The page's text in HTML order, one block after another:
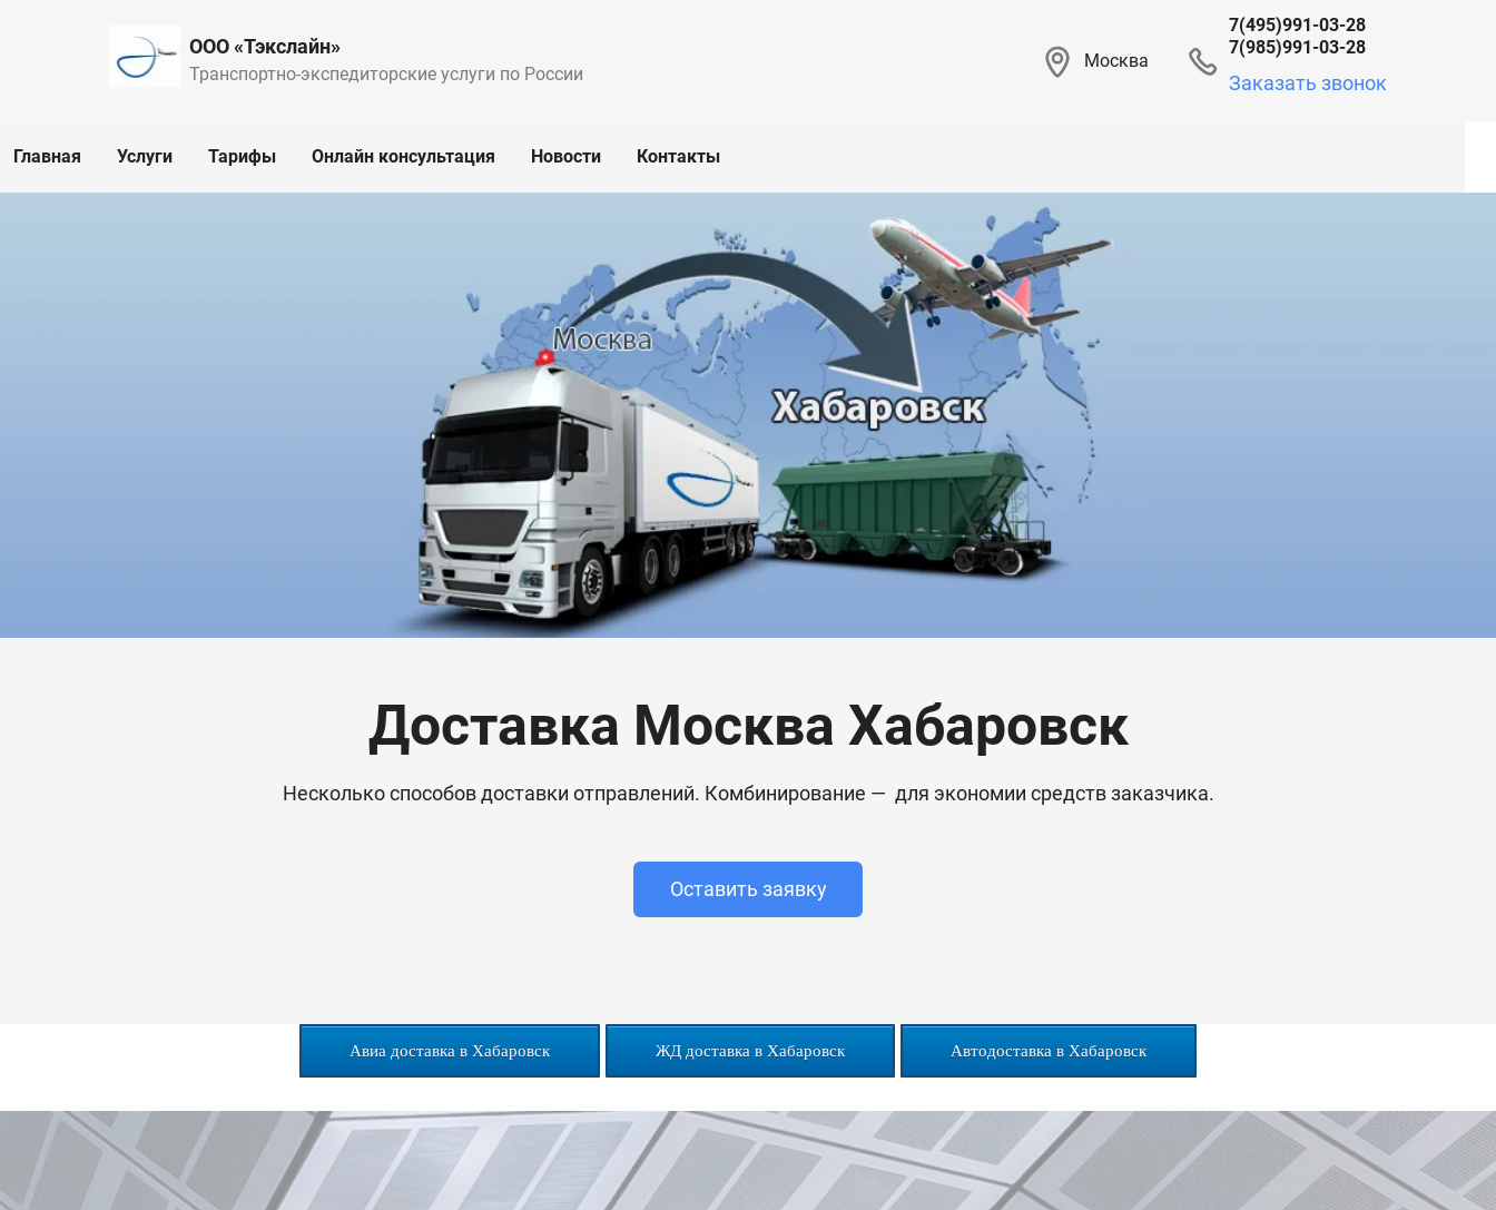
ООО «Тэкслайн»
Транспортно-экспедиторские услуги по России
Москва
7(495)991-03-28
7(985)991-03-28
Заказать звонок
Главная Услуги Тарифы Онлайн консультация Новости Контакты
Доставка Москва Хабаровск
Несколько способов доставки отправлений. Комбинирование — для экономии средств заказчика.
Оставить заявку
Авиа доставка в Хабаровск ЖД доставка в Хабаровск Автодоставка в Хабаровск